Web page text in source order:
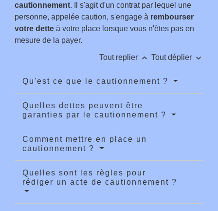
cautionnement. Il s'agit d'un contrat par lequel une
personne, appelée caution, s'engage à rembourser
votre dette à votre place lorsque vous n'êtes pas en
mesure de la payer.
Tout replier keyboard_arrow_up Tout déplier keyboard_arrow_down
Qu'est ce que le cautionnement ?
Quelles dettes peuvent être
garanties par le cautionnement ?
Comment mettre en place un
cautionnement ?
Quelles sont les règles pour
rédiger un acte de cautionnement ?